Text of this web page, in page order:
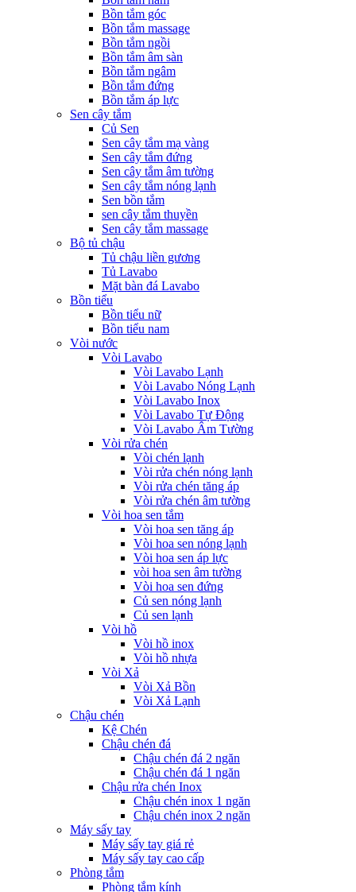
Bồn tắm góc
Bồn tắm massage
Bồn tắm ngồi
Bồn tắm âm sàn
Bồn tắm ngâm
Bồn tắm đứng
Bồn tắm áp lực
Sen cây tắm
Củ Sen
Sen cây tắm mạ vàng
Sen cây tắm đứng
Sen cây tắm âm tường
Sen cây tắm nóng lạnh
Sen bồn tắm
sen cây tắm thuyền
Sen cây tắm massage
Bộ tủ chậu
Tủ chậu liền gương
Tủ Lavabo
Mặt bàn đá Lavabo
Bồn tiểu
Bồn tiểu nữ
Bồn tiểu nam
Vòi nước
Vòi Lavabo
Vòi Lavabo Lạnh
Vòi Lavabo Nóng Lạnh
Vòi Lavabo Inox
Vòi Lavabo Tự Động
Vòi Lavabo Âm Tường
Vòi rửa chén
Vòi chén lạnh
Vòi rửa chén nóng lạnh
Vòi rửa chén tăng áp
Vòi rửa chén âm tường
Vòi hoa sen tắm
Vòi hoa sen tăng áp
Vòi hoa sen nóng lạnh
Vòi hoa sen áp lực
vòi hoa sen âm tường
Vòi hoa sen đứng
Củ sen nóng lạnh
Củ sen lạnh
Vòi hồ
Vòi hồ inox
Vòi hồ nhựa
Vòi Xả
Vòi Xả Bồn
Vòi Xả Lạnh
Chậu chén
Kệ Chén
Chậu chén đá
Chậu chén đá 2 ngăn
Chậu chén đá 1 ngăn
Chậu rửa chén Inox
Chậu chén inox 1 ngăn
Chậu chén inox 2 ngăn
Máy sấy tay
Máy sấy tay giá rẻ
Máy sấy tay cao cấp
Phòng tắm
Phòng tắm kính